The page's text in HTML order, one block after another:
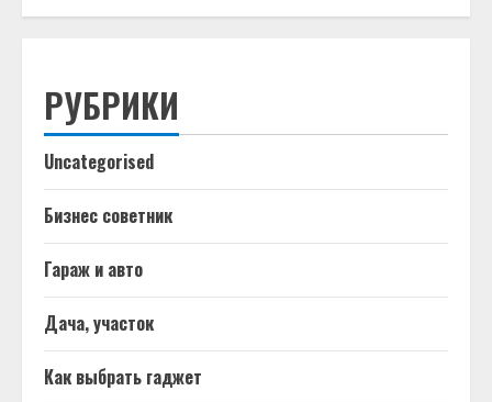
РУБРИКИ
Uncategorised
Бизнес советник
Гараж и авто
Дача, участок
Как выбрать гаджет